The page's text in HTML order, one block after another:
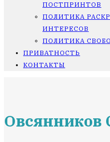
ПОСТПРИНТОВ
ПОЛИТИКА
ИНТЕРЕСОВ
ПОЛИТИКА
ПРИВАТНОСТЬ
КОНТАКТЫ
Овсянников